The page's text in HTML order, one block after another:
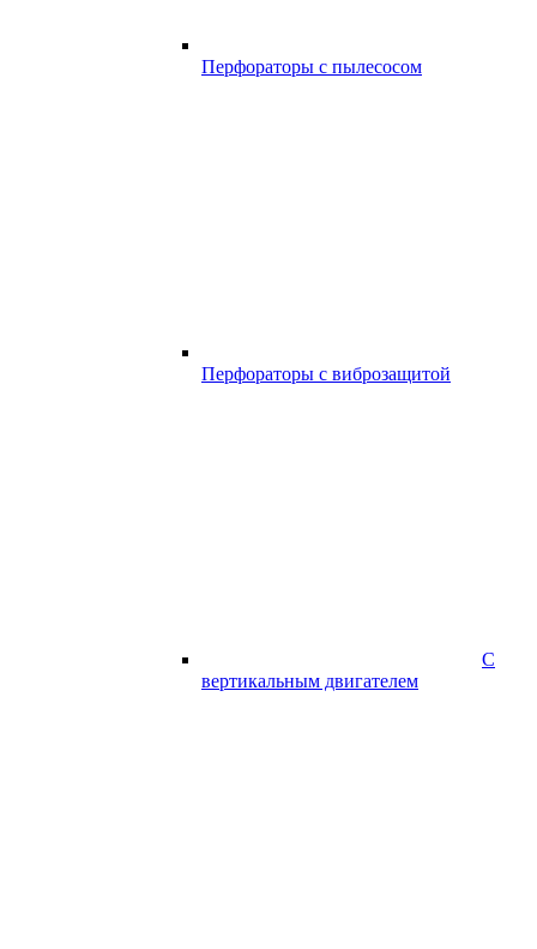
Перфораторы с пылесосом
Перфораторы с виброзащитой
С
вертикальным двигателем